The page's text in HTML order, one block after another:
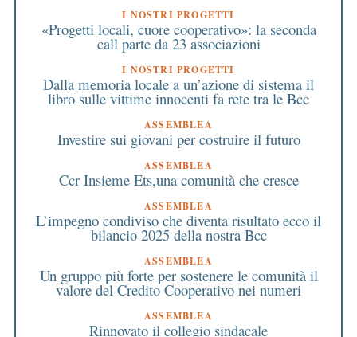
I NOSTRI PROGETTI
«Progetti locali, cuore cooperativo»: la seconda
call parte da 23 associazioni
I NOSTRI PROGETTI
Dalla memoria locale a un’azione di sistema il
libro sulle vittime innocenti fa rete tra le Bcc
ASSEMBLEA
Investire sui giovani per costruire il futuro
ASSEMBLEA
Ccr Insieme Ets,una comunità che cresce
ASSEMBLEA
L’impegno condiviso che diventa risultato ecco il
bilancio 2025 della nostra Bcc
ASSEMBLEA
Un gruppo più forte per sostenere le comunità il
valore del Credito Cooperativo nei numeri
ASSEMBLEA
Rinnovato il collegio sindacale